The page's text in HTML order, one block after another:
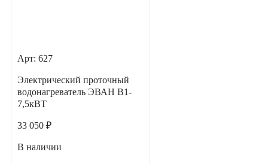
Арт: 627
Электрический проточный
водонагреватель ЭВАН В1-
7,5кВТ
33 050 ₽
В наличии